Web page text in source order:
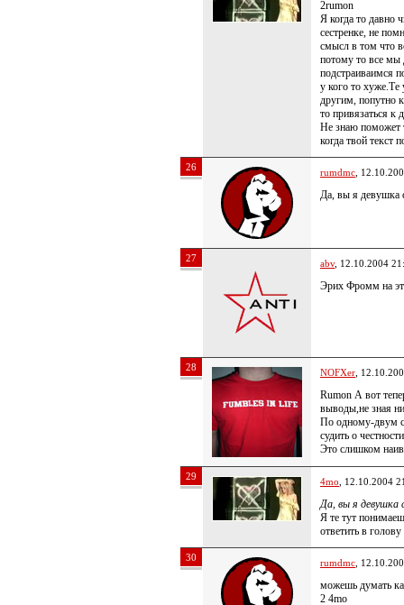
2rumon
Я когда то давно
сестренке, не
смысл в том что
потому то все мы
подстраиваимся
у кого то хуже.Те
другим, попутно
то привязаться к
Не знаю поможет
когда твой текст
26 rumdmc ,
Да, вы я девушка
27 abv, 12.10.2004
Эрих Фромм на
28 NOFXer ,
Rumon А вот
выводы,не зная
По одному-двум
судить о
Это слишком
29 4mo , 12.10.2004
Да, вы я девушка
Я те тут
ответить в
30 rumdmc ,
можешь думать
2 4mo